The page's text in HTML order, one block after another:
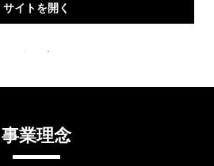
サイトを開く
事業理念